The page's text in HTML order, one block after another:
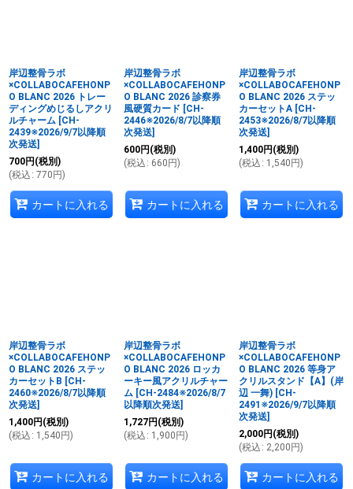
岸辺整骨ラボ
×COLLABOCAFEHONP
O BLANC 2026 トレー
ディングめじるしアクリ
ルチャーム [CH-
2439※2026/9/7以降順
次発送]
700円 (税別)
(税込 : 770 円)
カートに入れる
岸辺整骨ラボ
×COLLABOCAFEHONP
O BLANC 2026 診察券
風硬質カード [CH-
2446※2026/8/7以降順
次発送]
600円 (税別)
(税込 : 660 円)
カートに入れる
岸辺整骨ラボ
×COLLABOCAFEHONP
O BLANC 2026 ステッ
カーセットA [CH-
2453※2026/8/7以降順
次発送]
1,400円 (税別)
(税込 : 1,540 円)
カートに入れる
岸辺整骨ラボ
×COLLABOCAFEHONP
O BLANC 2026 ステッ
カーセットB [CH-
2460※2026/8/7以降順
次発送]
1,400円 (税別)
(税込 : 1,540 円)
カートに入れる
岸辺整骨ラボ
×COLLABOCAFEHONP
O BLANC 2026 ロッカ
ーキー風アクリルチャー
ム [CH-2484※2026/8/7
以降順次発送]
1,727円 (税別)
(税込 : 1,900 円)
カートに入れる
岸辺整骨ラボ
×COLLABOCAFEHONP
O BLANC 2026 等身ア
クリルスタンド【A】(岸
辺 一舞) [CH-
2491※2026/9/7以降順
次発送]
2,000円 (税別)
(税込 : 2,200 円)
カートに入れる